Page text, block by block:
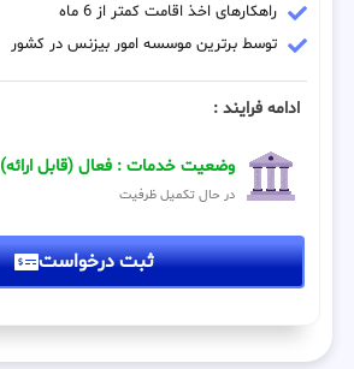
راهکارهای اخذ اقامت کمتر از 6 ماه
توسط برترین موسسه امور بیزنس در کشور
ادامه فرایند :
وضعیت خدمات : فعال (قابل ارائه)
در حال تکمیل ظرفیت
ثبت درخواست